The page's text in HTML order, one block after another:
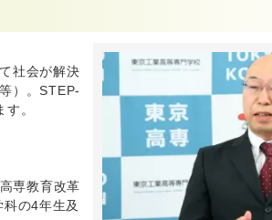
社会が解決
）。STEP-
。
専教育改革
の4年生及